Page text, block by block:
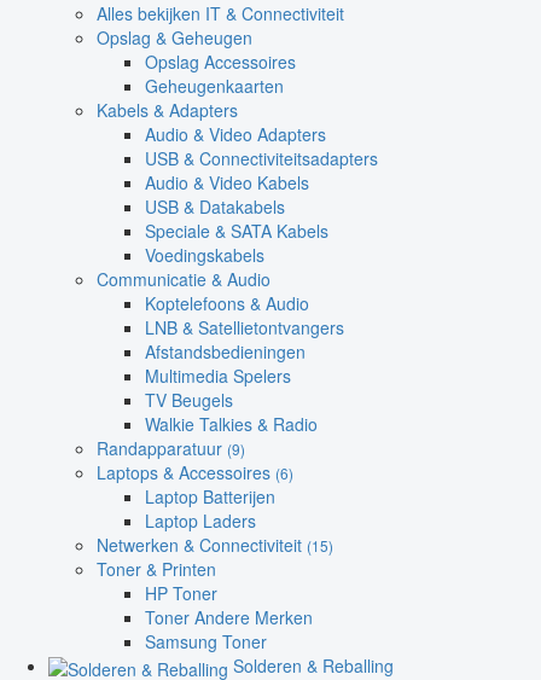
Alles bekijken IT & Connectiviteit
Opslag & Geheugen
Opslag Accessoires
Geheugenkaarten
Kabels & Adapters
Audio & Video Adapters
USB & Connectiviteitsadapters
Audio & Video Kabels
USB & Datakabels
Speciale & SATA Kabels
Voedingskabels
Communicatie & Audio
Koptelefoons & Audio
LNB & Satellietontvangers
Afstandsbedieningen
Multimedia Spelers
TV Beugels
Walkie Talkies & Radio
Randapparatuur (9)
Laptops & Accessoires (6)
Laptop Batterijen
Laptop Laders
Netwerken & Connectiviteit (15)
Toner & Printen
HP Toner
Toner Andere Merken
Samsung Toner
Solderen & Reballing